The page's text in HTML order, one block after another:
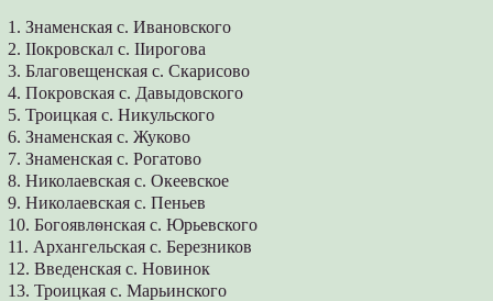
1. Знаменская с. Ивановского
2. ІІокровскал с. ІІирогова
3. Благовещенская с. Скарисово
4. Покровская с. Давыдовского
5. Троицкая с. Никульского
6. Знаменская с. Жуково
7. Знаменская с. Рогатово
8. Николаевская с. Океевское
9. Николаевская с. Пеньев
10. Богоявлѳнская с. Юрьевского
11. Архангельская с. Березников
12. Введенская с. Новинок
13. Троицкая с. Марьинского